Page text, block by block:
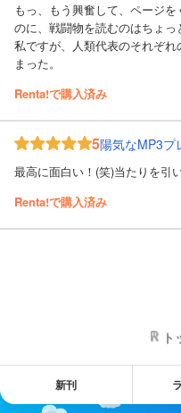
もっ、もう興奮して、ページ
のに、戦闘物を読むのはちょ
私ですが、人類代表のそれぞ
まった。
Renta!で購入済み
5陽気なMP3プ
最高に面白い！(笑)当たりを引
Renta!で購入済み
新刊